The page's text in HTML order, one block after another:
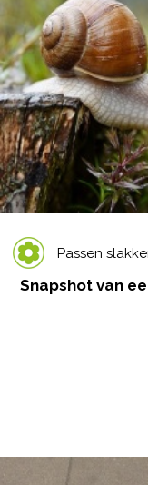
Passen
Snapshot van